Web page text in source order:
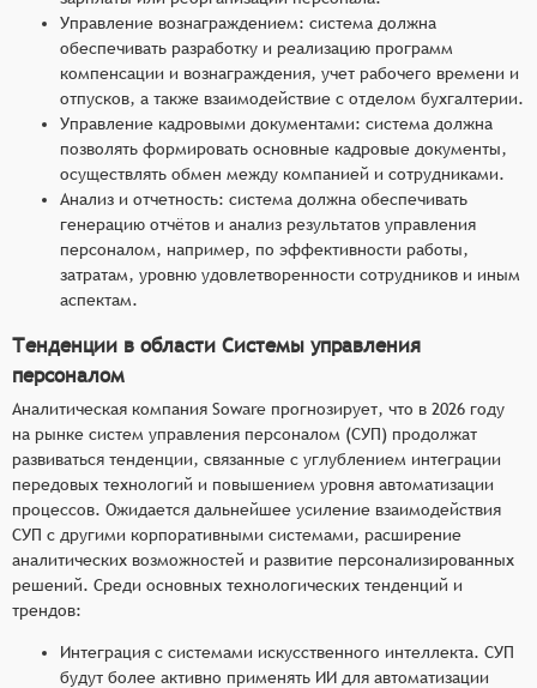
Управление вознаграждением: система должна
обеспечивать разработку и реализацию программ
компенсации и вознаграждения, учет рабочего времени и
отпусков, а также взаимодействие с отделом бухгалтерии.
Управление кадровыми документами: система должна
позволять формировать основные кадровые документы,
осуществлять обмен между компанией и сотрудниками.
Анализ и отчетность: система должна обеспечивать
генерацию отчётов и анализ результатов управления
персоналом, например, по эффективности работы,
затратам, уровню удовлетворенности сотрудников и иным
аспектам.
Тенденции в области Системы управления
персоналом
Аналитическая компания Soware прогнозирует, что в 2026 году
на рынке систем управления персоналом (СУП) продолжат
развиваться тенденции, связанные с углублением интеграции
передовых технологий и повышением уровня автоматизации
процессов. Ожидается дальнейшее усиление взаимодействия
СУП с другими корпоративными системами, расширение
аналитических возможностей и развитие персонализированных
решений. Среди основных технологических тенденций и
трендов:
Интеграция с системами искусственного интеллекта. СУП
будут более активно применять ИИ для автоматизации